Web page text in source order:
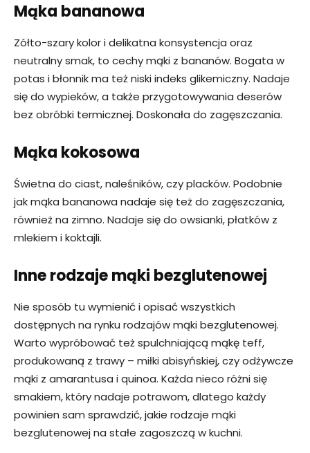
Mąka bananowa
Zółto-szary kolor i delikatna konsystencja oraz
neutralny smak, to cechy mąki z bananów. Bogata w
potas i błonnik ma też niski indeks glikemiczny. Nadaje
się do wypieków, a także przygotowywania deserów
bez obróbki termicznej. Doskonała do zagęszczania.
Mąka kokosowa
Świetna do ciast, naleśników, czy placków. Podobnie
jak mąka bananowa nadaje się też do zagęszczania,
również na zimno. Nadaje się do owsianki, płatków z
mlekiem i koktajli.
Inne rodzaje mąki bezglutenowej
Nie sposób tu wymienić i opisać wszystkich
dostępnych na rynku rodzajów mąki bezglutenowej.
Warto wypróbować też spulchniającą mąkę teff,
produkowaną z trawy – miłki abisyńskiej, czy odżywcze
mąki z amarantusa i quinoa. Każda nieco różni się
smakiem, który nadaje potrawom, dlatego każdy
powinien sam sprawdzić, jakie rodzaje mąki
bezglutenowej na stałe zagoszczą w kuchni.